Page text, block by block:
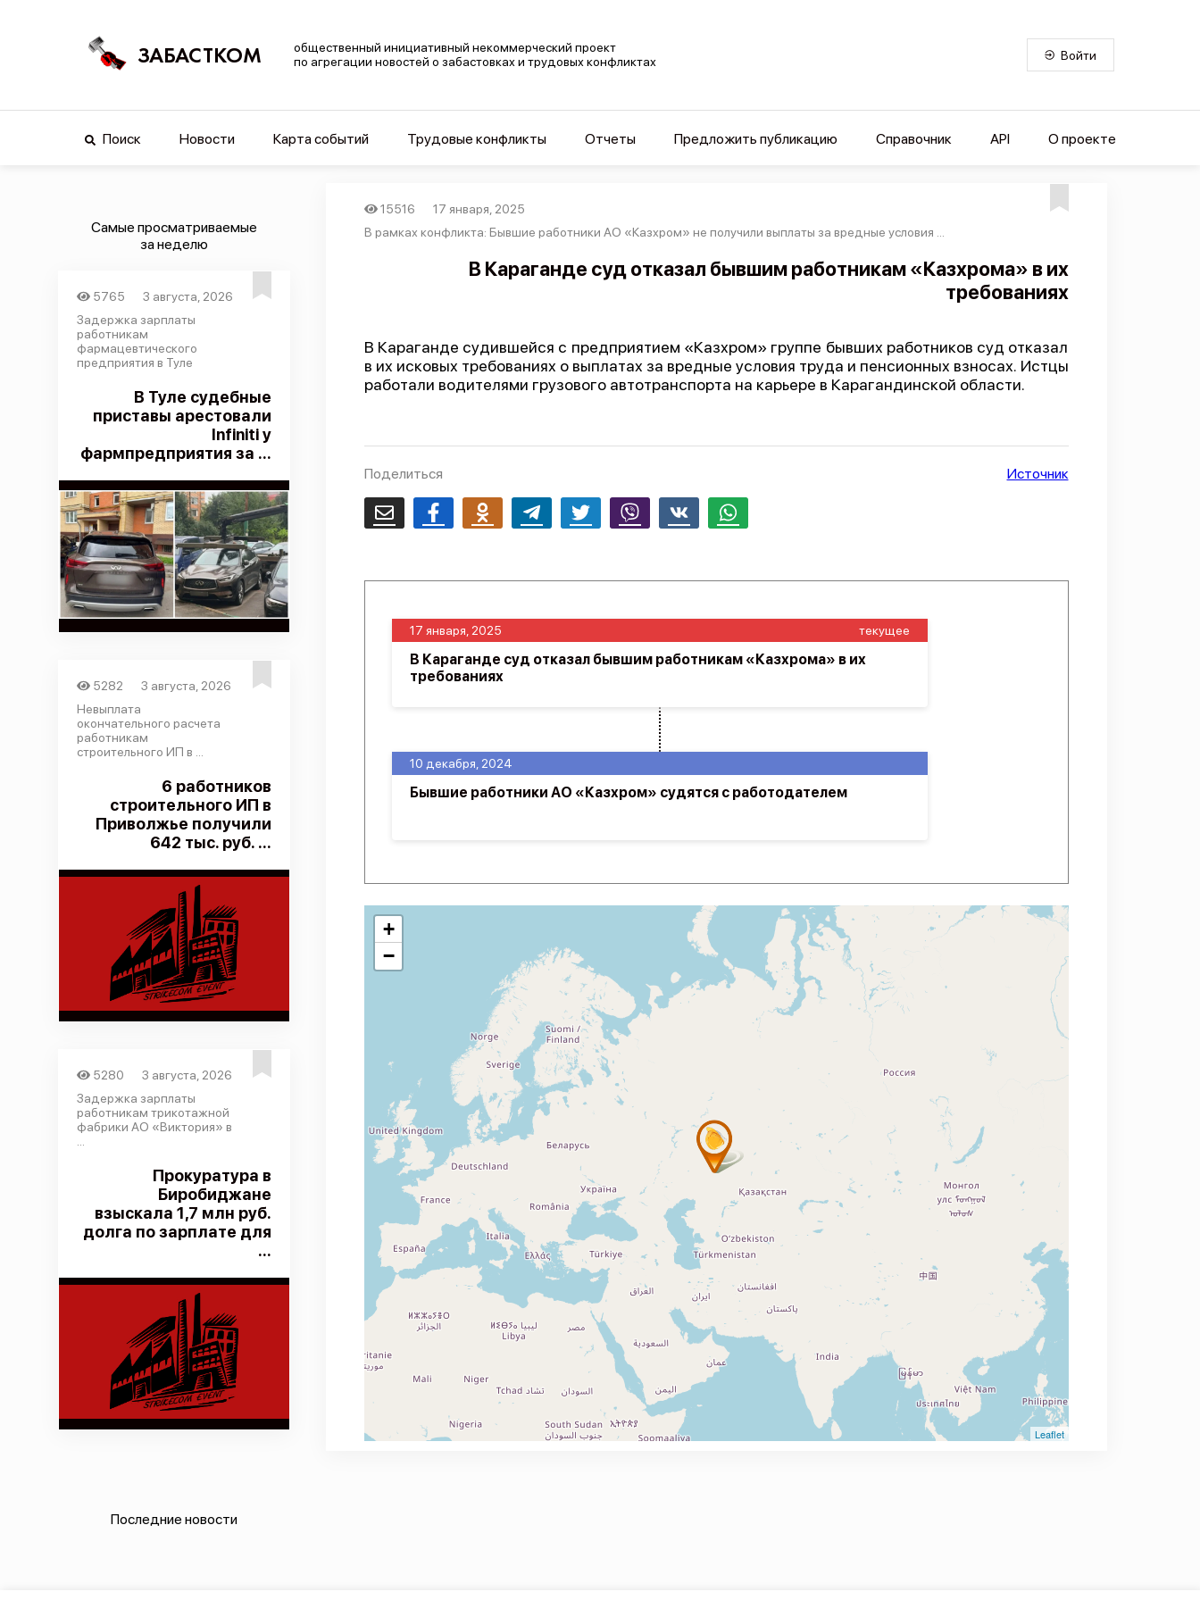
ЗАБАСТКОМ
общественный инициативный некоммерческий проект
по агрегации новостей о забастовках и трудовых конфликтах
Войти
Поиск Новости Карта событий Трудовые конфликты Отчеты Предложить публикацию Справочник API О проекте
Самые просматриваемые
за неделю
5765
3 августа, 2026
Задержка зарплаты
работникам
фармацевтического
предприятия в Туле
В Туле судебные
приставы арестовали
Infiniti у
фармпредприятия за ...
5282
3 августа, 2026
Невыплата
окончательного расчета
работникам
строительного ИП в ...
6 работников
строительного ИП в
Приволжье получили
642 тыс. руб. ...
5280
3 августа, 2026
Задержка зарплаты
работникам трикотажной
фабрики АО «Виктория» в
Прокуратура в
Биробиджане
взыскала 1,7 млн руб.
долга по зарплате для
...
Последние новости
15516
17 января, 2025
В рамках конфликта: Бывшие работники АО «Казхром» не получили выплаты за вредные условия ...
В Караганде суд отказал бывшим работникам «Казхрома» в их
требованиях
В Караганде судившейся с предприятием «Казхром» группе бывших работников суд отказал
в их исковых требованиях о выплатах за вредные условия труда и пенсионных взносах. Истцы
работали водителями грузового автотранспорта на карьере в Карагандинской области.
Поделиться
Email FacebookOdnoklassnikiTelegram Twitter Viber Whatsapp
Источник
10 декабря, 2024
Бывшие работники АО «Казхром» судятся с работодателем
17 января, 2025 текущее
В Караганде суд отказал бывшим работникам «Казхрома» в их
требованиях
+
−
Leaflet